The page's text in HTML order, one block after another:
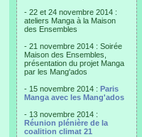
- 22 et 24 novembre 2014 :
ateliers Manga à la Maison
des Ensembles
- 21 novembre 2014 : Soirée
Maison des Ensembles,
présentation du projet Manga
par les Mang'ados
- 15 novembre 2014 : Paris
Manga avec les Mang'ados
- 13 novembre 2014 :
Réunion plénière de la
coalition climat 21